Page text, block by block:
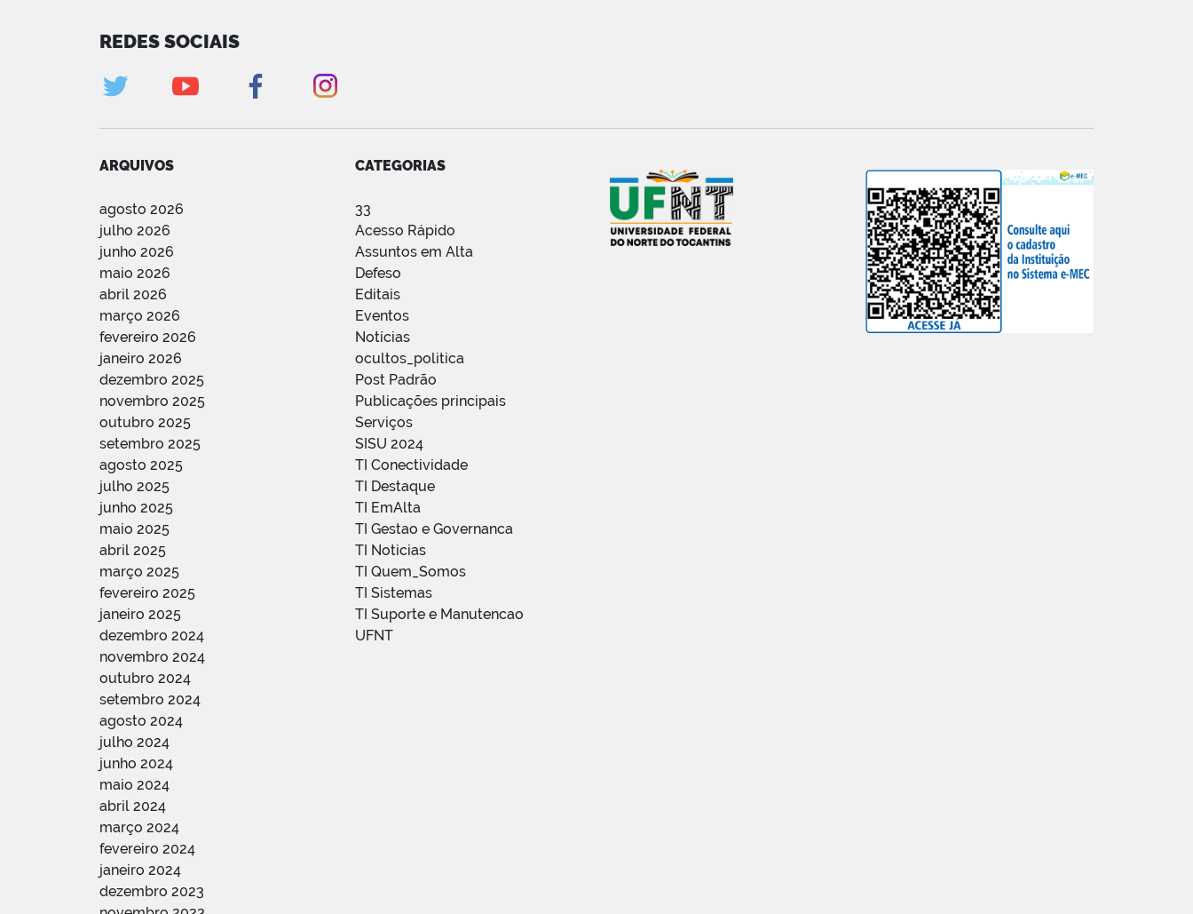
REDES SOCIAIS
ARQUIVOS
agosto 2026
julho 2026
junho 2026
maio 2026
abril 2026
março 2026
fevereiro 2026
janeiro 2026
dezembro 2025
novembro 2025
outubro 2025
setembro 2025
agosto 2025
julho 2025
junho 2025
maio 2025
abril 2025
março 2025
fevereiro 2025
janeiro 2025
dezembro 2024
novembro 2024
outubro 2024
setembro 2024
agosto 2024
julho 2024
junho 2024
maio 2024
abril 2024
março 2024
fevereiro 2024
janeiro 2024
dezembro 2023
CATEGORIAS
33
Acesso Rápido
Assuntos em Alta
Defeso
Editais
Eventos
Notícias
ocultos_politica
Post Padrão
Publicações principais
Serviços
SISU 2024
TI Conectividade
TI Destaque
TI EmAlta
TI Gestao e Governanca
TI Noticias
TI Quem_Somos
TI Sistemas
TI Suporte e Manutencao
UFNT